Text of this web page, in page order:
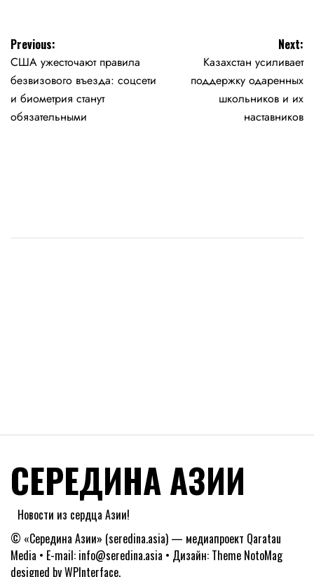
Навигация
по
записям
Previous:
США ужесточают правила
безвизового въезда: соцсети
и биометрия станут
обязательными
Next:
Казахстан усиливает
поддержку одаренных
школьников и их
наставников
СЕРЕДИНА АЗИИ
Новости из сердца Азии!
© «Середина Азии» (seredina.asia) — медиапроект Qaratau
Media • E-mail: info@seredina.asia • Дизайн: Theme NotoMag
designed byWPInterface.